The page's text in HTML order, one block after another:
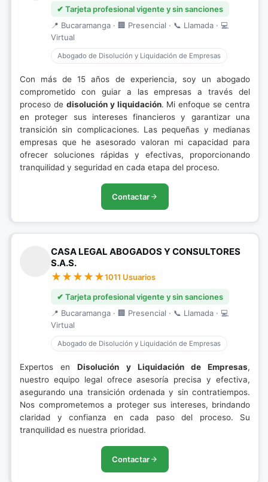
✔ Tarjeta profesional vigente y sin sanciones
📍 Bucaramanga · 🏢 Presencial · 📞 Llamada · 💻
Virtual
Abogado de Disolución y Liquidación de Empresas
Con más de 15 años de experiencia, soy un abogado
comprometido con guiar a las empresas a través del
proceso de disolución y liquidación. Mi enfoque se centra
en proteger sus intereses financieros y garantizar una
transición sin complicaciones. Las pequeñas y medianas
empresas que he asesorado valoran mi capacidad para
ofrecer soluciones rápidas y efectivas, proporcionando
tranquilidad y seguridad en cada etapa del proceso.
Contactar
CASA LEGAL ABOGADOS Y CONSULTORES
S.A.S.
1011 Usuarios
✔ Tarjeta profesional vigente y sin sanciones
📍 Bucaramanga · 🏢 Presencial · 📞 Llamada · 💻
Virtual
Abogado de Disolución y Liquidación de Empresas
Expertos enDisolución y Liquidación de Empresas,
nuestro equipo legal ofrece asesoría precisa y efectiva,
asegurando una transición ordenada y sin contratiempos.
Nos comprometemos a proteger sus intereses, brindando
claridad y confianza en cada paso del proceso. Su
tranquilidad es nuestra prioridad.
Contactar